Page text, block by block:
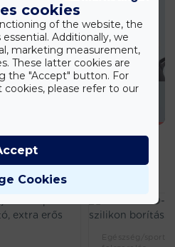
cookies
of the website, the
Additionally, we
marketing measurement,
These latter cookies are
the "Accept" button. For
please refer to our
Cookies